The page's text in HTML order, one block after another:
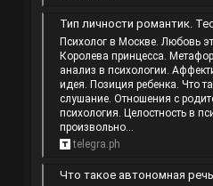
Тип личности романтик. Тест дембо рубинштейна на самооценку.
Психолог в Москве. Любовь
Королева принцесса.
анализ в психологии.
идея. Позиция ребенка. Что
слушание. Отношения с
психология. Целостность в
произвольно...
telegra.ph
Что такое автономная речь. Сверху или снизу что